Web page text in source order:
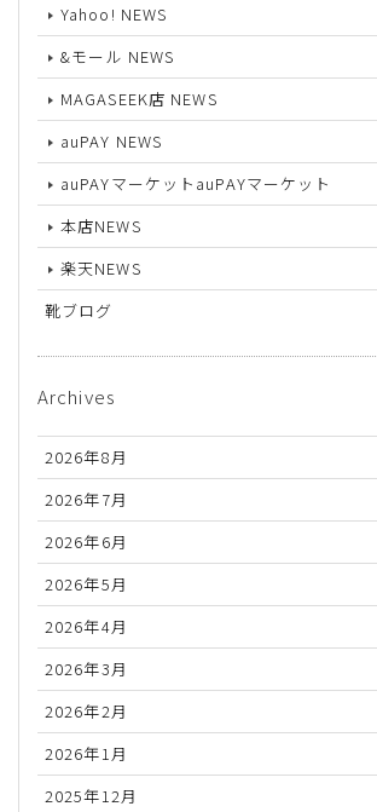
Yahoo! NEWS
&モール NEWS
MAGASEEK店 NEWS
auPAY NEWS
auPAYマーケットauPAYマーケット
本店NEWS
楽天NEWS
靴ブログ
Archives
2026年8月
2026年7月
2026年6月
2026年5月
2026年4月
2026年3月
2026年2月
2026年1月
2025年12月